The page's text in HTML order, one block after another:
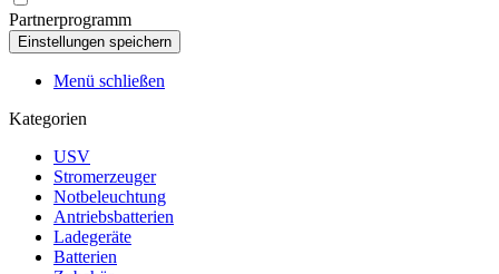
Partnerprogramm
Menü schließen
Kategorien
USV
Stromerzeuger
Notbeleuchtung
Antriebsbatterien
Ladegeräte
Batterien